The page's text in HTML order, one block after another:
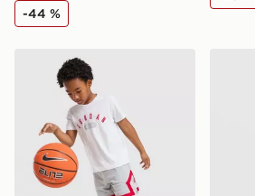
-44 %
Jordan Conjunto de camiseta y
Nike